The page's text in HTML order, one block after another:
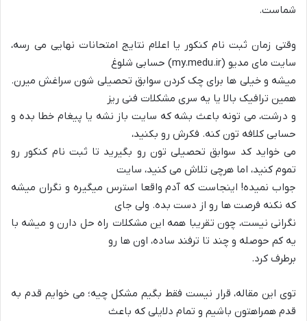
شماست.
وقتی زمان ثبت نام کنکور یا اعلام نتایج امتحانات نهایی می رسه،
سایت مای مدیو (my.medu.ir) حسابی شلوغ
میشه و خیلی ها برای چک کردن سوابق تحصیلی شون سراغش میرن.
همین ترافیک بالا یا یه سری مشکلات فنی ریز
و درشت، می تونه باعث بشه که سایت باز نشه یا پیغام خطا بده و
حسابی کلافه تون کنه. فکرش رو بکنید،
می خواید کد سوابق تحصیلی تون رو بگیرید تا ثبت نام کنکور رو
تموم کنید، اما هرچی تلاش می کنید، سایت
جواب نمیده! اینجاست که آدم واقعا استرس میگیره و نگران میشه
که نکنه فرصت ها رو از دست بده. ولی جای
نگرانی نیست، چون تقریبا همه این مشکلات راه حل دارن و میشه با
یه کم حوصله و چند تا ترفند ساده، اون ها رو
برطرف کرد.
توی این مقاله، قرار نیست فقط بگیم مشکل چیه؛ می خوایم قدم به
قدم همراهتون باشیم و تمام دلایلی که باعث